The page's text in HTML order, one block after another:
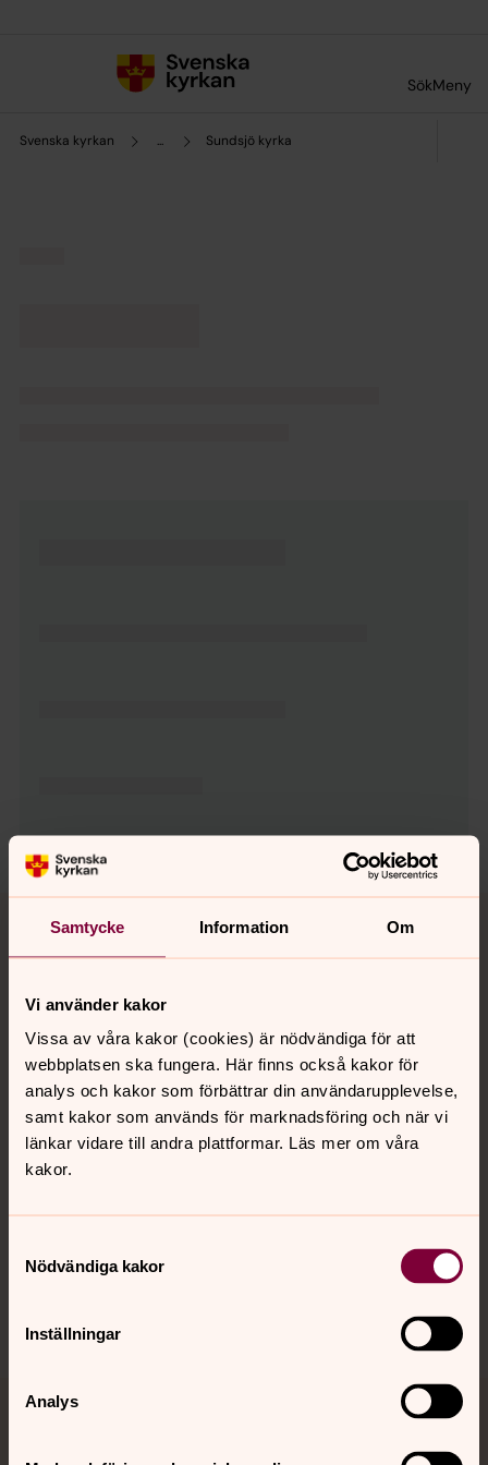
Samtycke Information Om
Vi använder kakor
Vissa av våra kakor (cookies) är nödvändiga för att
webbplatsen ska fungera. Här finns också kakor för
analys och kakor som förbättrar din användarupplevelse,
samt kakor som används för marknadsföring och när vi
länkar vidare till andra plattformar. Läs mer om våra
kakor.
Nödvändiga kakor
Inställningar
Analys
SökMeny
Svenska kyrkan ... Sundsjö kyrka
Tillbaka till toppen
Tillbaka till innehållet
Kontakt
Kalender
Hitta snabbt
Sociala kanaler